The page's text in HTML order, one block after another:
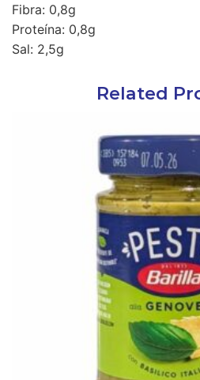
Fibra: 0,8g
Proteína: 0,8g
Sal: 2,5g
Related